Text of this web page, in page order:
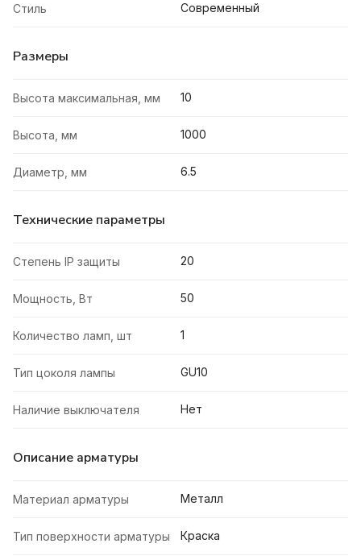
Стиль Современный
Размеры
Высота максимальная, мм 10
Высота, мм 1000
Диаметр, мм 6.5
Технические параметры
Степень IP защиты 20
Мощность, Вт 50
Количество ламп, шт 1
Тип цоколя лампы GU10
Наличие выключателя Нет
Описание арматуры
Материал арматуры Металл
Тип поверхности арматуры Краска